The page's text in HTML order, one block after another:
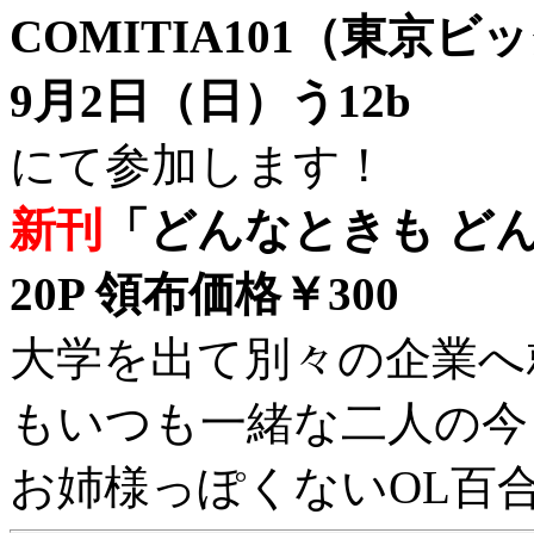
COMITIA101（東京ビ
9月2日（日）う12b
にて参加します！
新刊
「どんなときも ど
20P 領布価格￥300
大学を出て別々の企業
もいつも一緒な二人の
お姉様っぽくないOL百